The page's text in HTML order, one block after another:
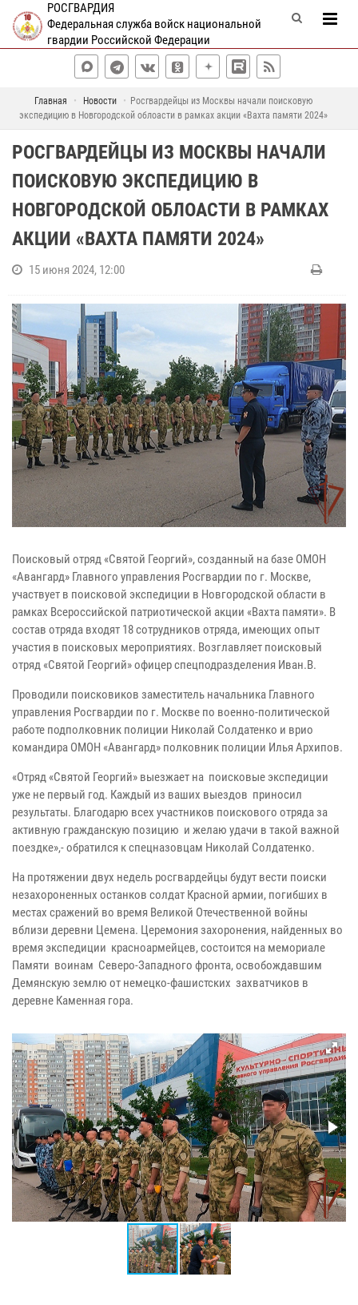
РОСГВАРДИЯ
Федеральная служба войск национальной
гвардии Российской Федерации
Главная Новости
Росгвардейцы из Москвы начали поисковую
экспедицию в Новгородской облоасти в рамках акции «Вахта памяти 2024»
РОСГВАРДЕЙЦЫ ИЗ МОСКВЫ НАЧАЛИ
ПОИСКОВУЮ ЭКСПЕДИЦИЮ В
НОВГОРОДСКОЙ ОБЛОАСТИ В РАМКАХ
АКЦИИ «ВАХТА ПАМЯТИ 2024»
15 июня 2024, 12:00
Поисковый отряд «Святой Георгий», созданный на базе ОМОН
«Авангард» Главного управления Росгвардии по г. Москве,
участвует в поисковой экспедиции в Новгородской области в
рамках Всероссийской патриотической акции «Вахта памяти». В
состав отряда входят 18 сотрудников отряда, имеющих опыт
участия в поисковых мероприятиях. Возглавляет поисковый
отряд «Святой Георгий» офицер спецподразделения Иван.В.
Проводили поисковиков заместитель начальника Главного
управления Росгвардии по г. Москве по военно-политической
работе подполковник полиции Николай Солдатенко и врио
командира ОМОН «Авангард» полковник полиции Илья Архипов.
«Отряд «Святой Георгий» выезжает на поисковые экспедиции
уже не первый год. Каждый из ваших выездов приносил
результаты. Благодарю всех участников поискового отряда за
активную гражданскую позицию и желаю удачи в такой важной
поездке»,- обратился к спецназовцам Николай Солдатенко.
На протяжении двух недель росгвардейцы будут вести поиски
незахороненных останков солдат Красной армии, погибших в
местах сражений во время Великой Отечественной войны
вблизи деревни Цемена. Церемония захоронения, найденных во
время экспедиции красноармейцев, состоится на мемориале
Памяти воинам Северо-Западного фронта, освобождавшим
Демянскую землю от немецко-фашистских захватчиков в
деревне Каменная гора.